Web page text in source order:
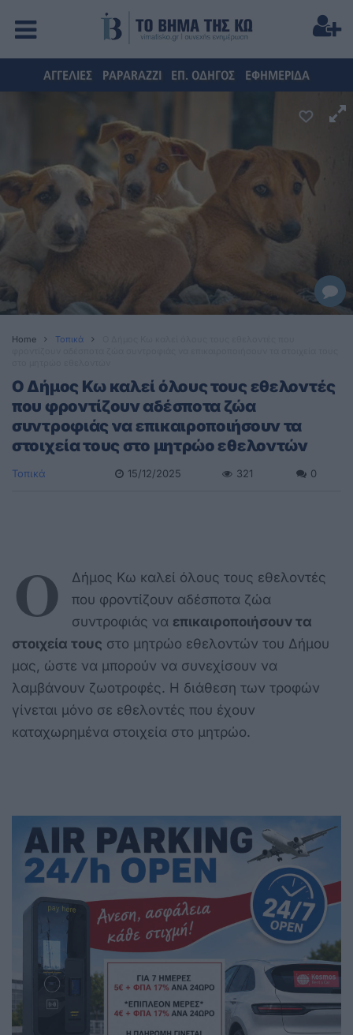
ΑΓΓΕΛΙΕΣ PAPARAZZI ΕΠ. ΟΔΗΓΟΣ ΕΦΗΜΕΡΙΔΑ
Home Τοπικά
Ο Δήμος Κω καλεί όλους τους εθελοντές
που φροντίζουν αδέσποτα ζώα
συντροφιάς να επικαιροποιήσουν τα
στοιχεία τους στο μητρώο εθελοντών
Τοπικά 15/12/2025 321 0
O
Δήμος Κω καλεί όλους τους εθελοντές
που φροντίζουν αδέσποτα ζώα
συντροφιάς να επικαιροποιήσουν τα
στοιχεία τους στο μητρώο εθελοντών του Δήμου
μας, ώστε να μπορούν να συνεχίσουν να
λαμβάνουν ζωοτροφές. Η διάθεση των τροφών
γίνεται μόνο σε εθελοντές που έχουν
καταχωρημένα στοιχεία στο μητρώο.